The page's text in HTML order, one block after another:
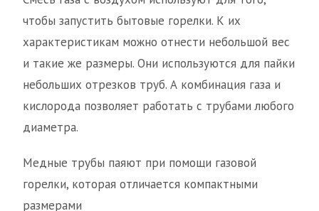
чтобы запустить бытовые горелки. К их
характеристикам можно отнести небольшой вес
и такие же размеры. Они используются для пайки
небольших отрезков труб. А комбинация газа и
кислорода позволяет работать с трубами любого
диаметра.
Медные трубы паяют при помощи газовой
горелки, которая отличается компактными
размерами